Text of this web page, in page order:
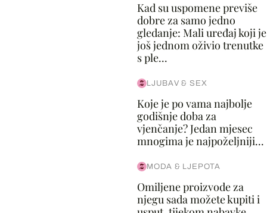
Kad su uspomene previše
dobre za samo jedno
gledanje: Mali uređaj koji je
još jednom oživio trenutke
s ple...
LJUBAV & SEX
Koje je po vama najbolje
godišnje doba za
vjenčanje? Jedan mjesec
mnogima je najpoželjniji...
MODA & LJEPOTA
Omiljene proizvode za
njegu sada možete kupiti i